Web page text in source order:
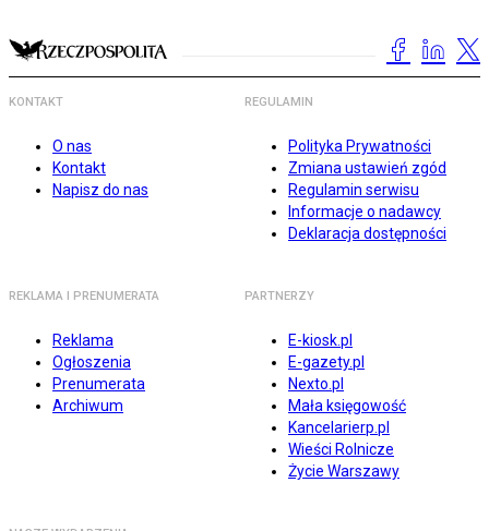
KONTAKT
O nas
Kontakt
Napisz do nas
REGULAMIN
Polityka Prywatności
Zmiana ustawień zgód
Regulamin serwisu
Informacje o nadawcy
Deklaracja dostępności
REKLAMA I PRENUMERATA
Reklama
Ogłoszenia
Prenumerata
Archiwum
PARTNERZY
E-kiosk.pl
E-gazety.pl
Nexto.pl
Mała księgowość
Kancelarierp.pl
Wieści Rolnicze
Życie Warszawy